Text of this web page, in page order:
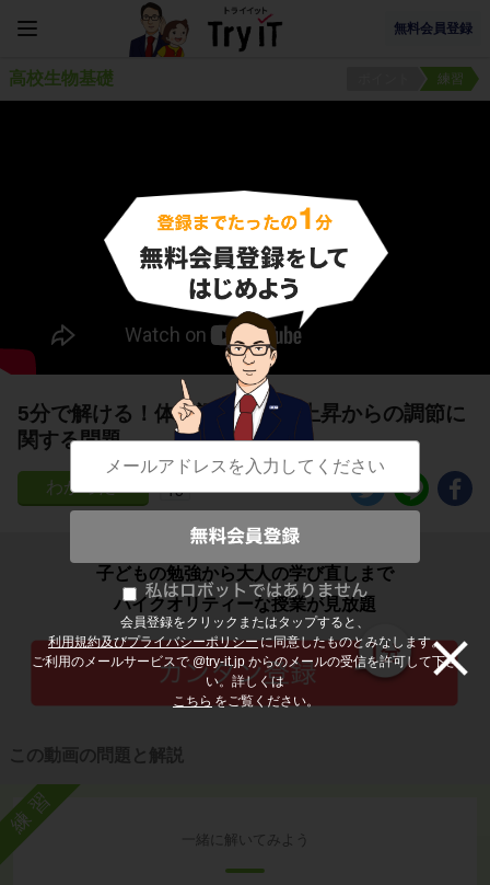
無料会員登録
会員登録をクリックまたはタップすると、
利用規約及びプライバシーポリシーに同意したものとみなします。
ご利用のメールサービスで @try-it.jp からのメールの受信を許可して下さ
い。詳しくは
こちら をご覧ください。
高校生物基礎 練習
5分で解ける！体温調節：体温上昇からの調節に
関する問題
15
子どもの勉強から大人の学び直しまで
ハイクオリティーな授業が見放題
この動画の問題と解説
練習
一緒に解いてみよう